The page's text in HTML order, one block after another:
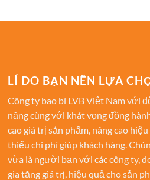
LÍ DO BẠN NÊN LỰA
Công ty bao bì LVB Việt Nam với
năng cùng với khát vọng đồng
cao giá trị sản phẩm, nâng cao
thiểu chi phí giúp khách hàng.
vừa là người bạn với các công ty,
gia tăng giá trị, hiệu quả cho sản